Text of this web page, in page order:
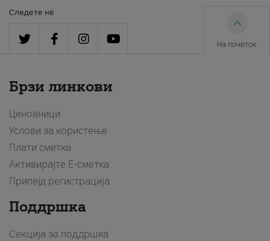
Следете нè
На почеток
Брзи линкови
Ценовници
Услови за користење
Плати сметка
Активирајте Е-сметка
Припејд регистрација
Поддршка
Секција за поддршка